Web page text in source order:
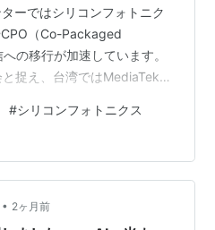
ーではシリコンフォトニク
（Co-Packaged
の移行が加速しています。
捉え、台湾ではMediaTekを
想やRapidusの次世代半導体
トワーク技術、古河電工・
始めています。 NVIDIA
発的に押し上げる理由 生成
#シリコンフォトニクス
• 2ヶ月前